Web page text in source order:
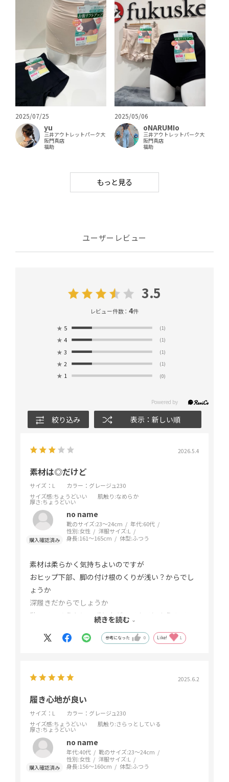
2025/07/25
yu
三井アウトレットパーク大
阪門真店
福助
2025/05/06
oNARUMIo
三井アウトレットパーク大
阪門真店
福助
もっと見る
ユーザーレビュー
3.5
レビュー件数：4件
★ 5 (1)
★ 4 (1)
★ 3 (1)
★ 2 (1)
★ 1 (0)
絞り込み 表示：新しい順
2026.5.4
素材は◎だけど
サイズ：L
カラー：グレージュ230
サイズ感:ちょうどいい 肌触り:なめらか
厚さ:ちょうどいい
no name
靴のサイズ:23～24cm 年代:60代
性別:女性 洋服サイズ:L
身長:161～165cm 体型:ふつう
素材は柔らかく気持ちよいのですが
おヒップ下部、脚の付け根のくりが浅い？からでし
ょうか
深履きだからでしょうか
動いているうちに ずり上がってきてしまうので
ように思います。
続きを読む
参考になった 0 Like! 1
2025.6.2
履き心地が良い
サイズ：L
カラー：グレージュ230
サイズ感:ちょうどいい 肌触り:さらっとしている
厚さ:ちょうどいい
no name
年代:40代 靴のサイズ:23～24cm
性別:女性 洋服サイズ:L
身長:156～160cm 体型:ふつう